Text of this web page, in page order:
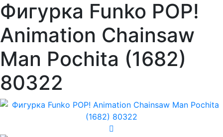
Фигурка Funko POP!
Animation Chainsaw
Man Pochita (1682)
80322